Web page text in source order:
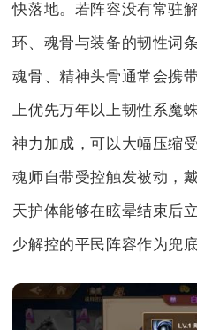
快落地。若阵容没有常驻
环、魂骨与装备的韧性词
魂骨、精神头骨通常会携
上优先万年以上韧性系魔
神力加成，可以大幅压缩
魂师自带受控触发被动，
天护体能够在眩晕结束后
少解控的平民阵容作为兜底